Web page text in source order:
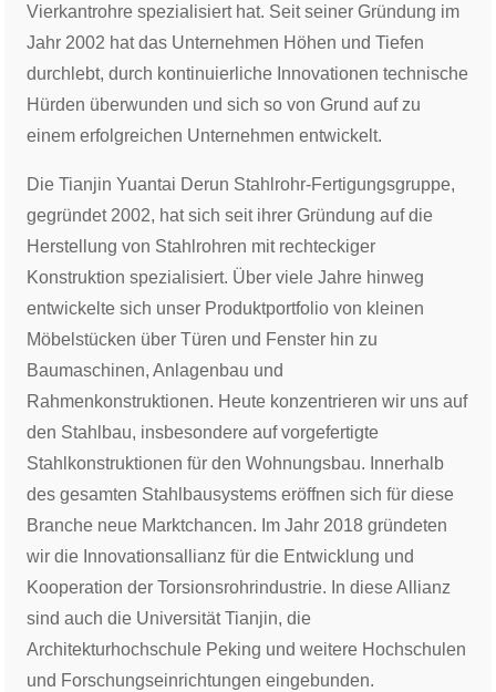
Vierkantrohre spezialisiert hat. Seit seiner Gründung im
Jahr 2002 hat das Unternehmen Höhen und Tiefen
durchlebt, durch kontinuierliche Innovationen technische
Hürden überwunden und sich so von Grund auf zu
einem erfolgreichen Unternehmen entwickelt.
Die Tianjin Yuantai Derun Stahlrohr-Fertigungsgruppe,
gegründet 2002, hat sich seit ihrer Gründung auf die
Herstellung von Stahlrohren mit rechteckiger
Konstruktion spezialisiert. Über viele Jahre hinweg
entwickelte sich unser Produktportfolio von kleinen
Möbelstücken über Türen und Fenster hin zu
Baumaschinen, Anlagenbau und
Rahmenkonstruktionen. Heute konzentrieren wir uns auf
den Stahlbau, insbesondere auf vorgefertigte
Stahlkonstruktionen für den Wohnungsbau. Innerhalb
des gesamten Stahlbausystems eröffnen sich für diese
Branche neue Marktchancen. Im Jahr 2018 gründeten
wir die Innovationsallianz für die Entwicklung und
Kooperation der Torsionsrohrindustrie. In diese Allianz
sind auch die Universität Tianjin, die
Architekturhochschule Peking und weitere Hochschulen
und Forschungseinrichtungen eingebunden.